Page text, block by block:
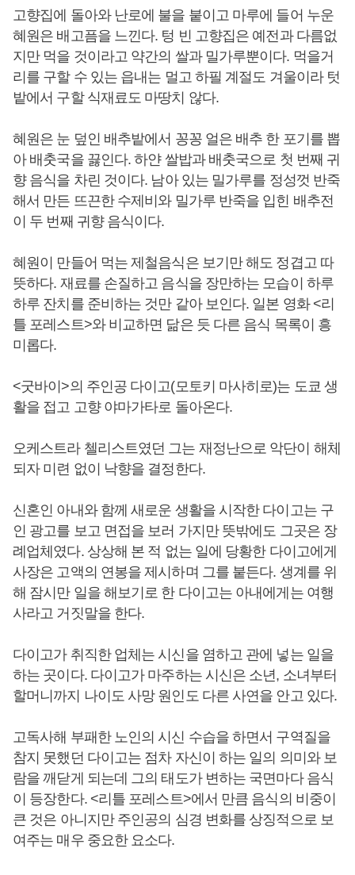
고향집에 돌아와 난로에 불을 붙이고 마루에 들어 누운
혜원은 배고픔을 느낀다. 텅 빈 고향집은 예전과 다름없
지만 먹을 것이라고 약간의 쌀과 밀가루뿐이다. 먹을거
리를 구할 수 있는 읍내는 멀고 하필 계절도 겨울이라 텃
밭에서 구할 식재료도 마땅치 않다.
혜원은 눈 덮인 배추밭에서 꽁꽁 얼은 배추 한 포기를 뽑
아 배춧국을 끓인다. 하얀 쌀밥과 배춧국으로 첫 번째 귀
향 음식을 차린 것이다. 남아 있는 밀가루를 정성껏 반죽
해서 만든 뜨끈한 수제비와 밀가루 반죽을 입힌 배추전
이 두 번째 귀향 음식이다.
혜원이 만들어 먹는 제철음식은 보기만 해도 정겹고 따
뜻하다. 재료를 손질하고 음식을 장만하는 모습이 하루
하루 잔치를 준비하는 것만 같아 보인다. 일본 영화 <리
틀 포레스트>와 비교하면 닮은 듯 다른 음식 목록이 흥
미롭다.
<굿바이>의 주인공 다이고(모토키 마사히로)는 도쿄 생
활을 접고 고향 야마가타로 돌아온다.
오케스트라 첼리스트였던 그는 재정난으로 악단이 해체
되자 미련 없이 낙향을 결정한다.
신혼인 아내와 함께 새로운 생활을 시작한 다이고는 구
인 광고를 보고 면접을 보러 가지만 뜻밖에도 그곳은 장
례업체였다. 상상해 본 적 없는 일에 당황한 다이고에게
사장은 고액의 연봉을 제시하며 그를 붙든다. 생계를 위
해 잠시만 일을 해보기로 한 다이고는 아내에게는 여행
사라고 거짓말을 한다.
다이고가 취직한 업체는 시신을 염하고 관에 넣는 일을
하는 곳이다. 다이고가 마주하는 시신은 소년, 소녀부터
할머니까지 나이도 사망 원인도 다른 사연을 안고 있다.
고독사해 부패한 노인의 시신 수습을 하면서 구역질을
참지 못했던 다이고는 점차 자신이 하는 일의 의미와 보
람을 깨닫게 되는데 그의 태도가 변하는 국면마다 음식
이 등장한다. <리틀 포레스트>에서 만큼 음식의 비중이
큰 것은 아니지만 주인공의 심경 변화를 상징적으로 보
여주는 매우 중요한 요소다.